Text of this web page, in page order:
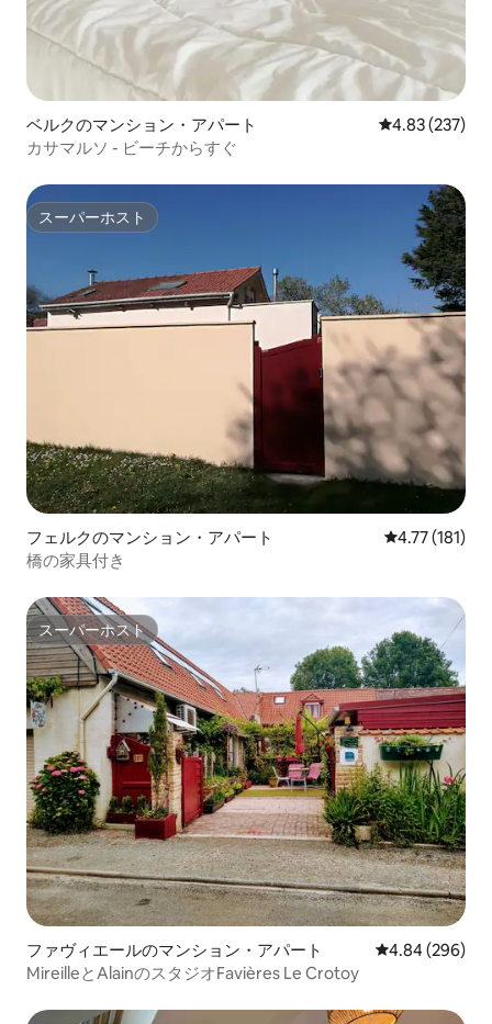
ベルクのマンション・アパート レビュー237
4.83 (237)
カサマルソ - ビーチからすぐ
スーパーホスト
スーパーホスト
フェルクのマンション・アパート レビュー181
4.77 (181)
橋の家具付き
スーパーホスト
スーパーホスト
ファヴィエールのマンション・アパート レビュー296
4.84 (296)
MireilleとAlainのスタジオFavières Le Crotoy